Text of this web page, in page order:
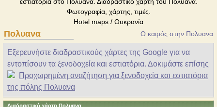
Φωτογραφία, χάρτης, τιμές.
Hotel maps / Ουκρανία
Πολυανα Ο καιρός στην Πολυανα
Εξερευνήστε διαδραστικούς χάρτες της Google για να
εντοπίσουν τα ξενοδοχεία και εστιατόρια. Δοκιμάστε επίσης
Προχωρημένη αναζήτηση για ξενοδοχεία και εστιατόρια
της πόλης Πολυανα
Διαδραστικό χάρτη Πολυανα